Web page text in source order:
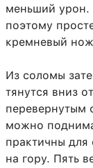
меньший урон.
поэтому
кремневый
Из соломы
тянутся вниз
перевернутым
можно
практичны
на гору. Пять